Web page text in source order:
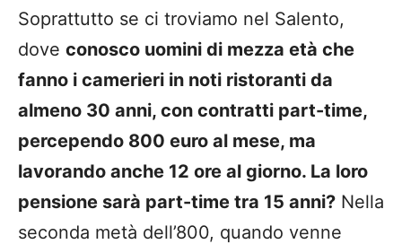
Soprattutto se ci troviamo nel Salento,
dove conosco uomini di mezza età che
fanno i camerieri in noti ristoranti da
almeno 30 anni, con contratti part-time,
percependo 800 euro al mese, ma
lavorando anche 12 ore al giorno. La loro
pensione sarà part-time tra 15 anni? Nella
seconda metà dell’800, quando venne